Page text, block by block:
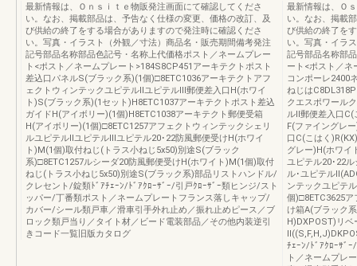
最新情報は、Ｏｎｓｉｔｅ物販発注画面にて確認してくださ
い。なお、掲載部品は、予告なく仕様の変更、価格の改訂、及
び供給の終了をする場合がありますので発注時に確認くださ
い。写真・イラスト（外観／寸法）商品名・販売期間備考発注
記号部品名称部品色記号・名称上代価格ポスト／ネームプレー
ト<ポスト／ネームプレート>184S8CP451アーキテクトポスト
差込口パネルS(ブラック系)(1個)□8ETC1036アーキテクトアフ
ェクトウィンテックユピテルⅡユピテルⅢ郵便差入口H(ホワイ
ト)S(ブラック系)(1セット)H8ETC1037アーキテクトポスト差込
ガイドH(アイボリー)(1個)H8ETC1038アーキテクト郵便受箱
H(アイボリー)(1個)□8ETC1257アフェクトウィンテックシェリ
ルユピテルⅡユピテルⅢユピテル20･22防風郵便受けH(ホワイ
ト)M(1個)取付ねじ(トラス小ねじ5x50)別途S(ブラック
系)□8ETC1257ルシーダ20防風郵便受けH(ホワイト)M(1個)取付
ねじ(トラス小ねじ5x50)別途S(ブラック系)部品リストハンドル/
クレセント/錠類ﾄﾞｱﾁｪｰﾝ/ﾄﾞｱｸﾛｰｻﾞｰ/引戸ｸﾛｰｻﾞｰ類ヒンジ/スト
ッパー/丁番類ポスト／ネームプレートフランス落しキャップ/
カバー/シール類戸車／滑車引手外れ止め／振れ止めピース／ブ
ロック類戸当り／タイト材／ビード電装部品／その他内装逆引
きコード一覧旧版カタログ
最新情報は、Ｏ
い。なお、掲載
び供給の終了を
い。写真・イラ
記号部品名称部
ート<ポスト／ネ
コンポーレ2400
ねじは
クエスポワール
ルⅡ郵便差入口
F(ファイングレ
口C(こはく
グレー)H(ホワイ
ユピテル20･22
ル･ユピテル
ンテックユピテ
個)□8ETC3625
け箱A(ブラック
H)DXPOST)リ
ﾁｪｰﾝ/ﾄﾞｱｸﾛｰｻﾞｰ
ト／ネームプレ